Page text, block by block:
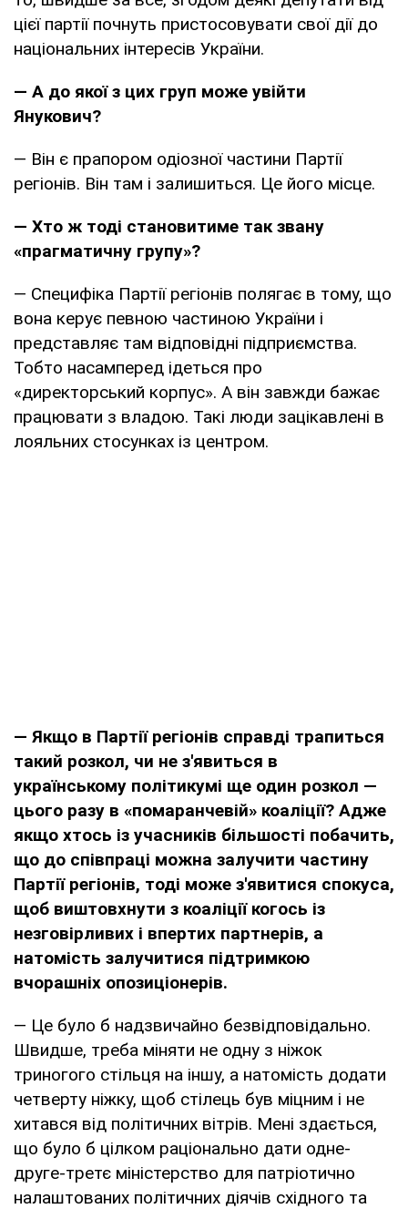
цієї партії почнуть пристосовувати свої дії до
національних інтересів України.
— А до якої з цих груп може увійти
Янукович?
— Він є прапором одіозної частини Партії
регіонів. Він там і залишиться. Це його місце.
— Хто ж тоді становитиме так звану
«прагматичну групу»?
— Специфіка Партії регіонів полягає в тому, що
вона керує певною частиною України і
представляє там відповідні підприємства.
Тобто насамперед ідеться про
«директорський корпус». А він завжди бажає
працювати з владою. Такі люди зацікавлені в
лояльних стосунках із центром.
— Якщо в Партії регіонів справді трапиться
такий розкол, чи не з'явиться в
українському політикумі ще один розкол —
цього разу в «помаранчевій» коаліції? Адже
якщо хтось із учасників більшості побачить,
що до співпраці можна залучити частину
Партії регіонів, тоді може з'явитися спокуса,
щоб виштовхнути з коаліції когось із
незговірливих і впертих партнерів, а
натомість залучитися підтримкою
вчорашніх опозиціонерів.
— Це було б надзвичайно безвідповідально.
Швидше, треба міняти не одну з ніжок
триногого стільця на іншу, а натомість додати
четверту ніжку, щоб стілець був міцним і не
хитався від політичних вітрів. Мені здається,
що було б цілком раціонально дати одне-
друге-третє міністерство для патріотично
налаштованих політичних діячів східного та